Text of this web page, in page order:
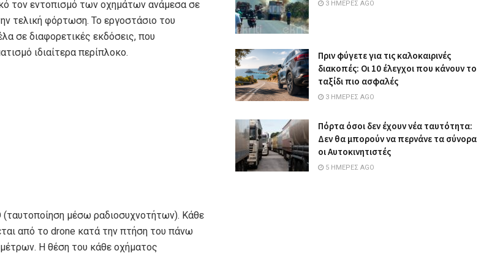
τον εντοπισμό των οχημάτων ανάμεσα σε
τελική φόρτωση. Το εργοστάσιο του
σε διαφορετικές εκδόσεις, που
ιδιαίτερα περίπλοκο.
(ταυτοποίηση μέσω ραδιοσυχνοτήτων). Κάθε
από το drone κατά την πτήση του πάνω
Η θέση του κάθε οχήματος
3 ΗΜΈΡΕΣ AGO
Πριν φύγετε για τις καλοκαιρινές
διακοπές: Οι 10 έλεγχοι που κάνουν το
ταξίδι πιο ασφαλές
3 ΗΜΈΡΕΣ AGO
Πόρτα όσοι δεν έχουν νέα ταυτότητα:
Δεν θα μπορούν να περνάνε τα σύνορα
οι Αυτοκινητιστές
5 ΗΜΈΡΕΣ AGO